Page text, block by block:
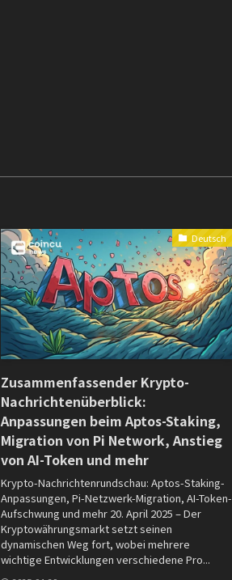
Deutsch
Zusammenfassender Krypto-
Nachrichtenüberblick:
Anpassungen beim Aptos-Staking,
Migration von Pi Network, Anstieg
von AI-Token und mehr
Krypto-Nachrichtenrundschau: Aptos-Staking-
Anpassungen, Pi-Netzwerk-Migration, AI-Token-
Aufschwung und mehr 20. April 2025 – Der
Kryptowährungsmarkt setzt seinen
dynamischen Weg fort, wobei mehrere
wichtige Entwicklungen verschiedene Pro...